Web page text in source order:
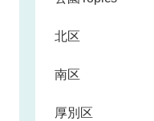
北区
南区
厚別区